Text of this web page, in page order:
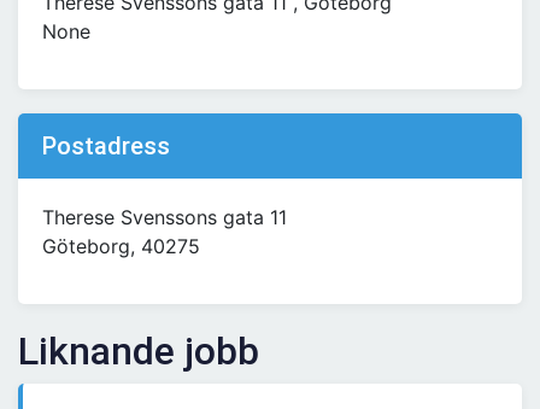
None
Postadress
Therese Svenssons gata 11
Göteborg, 40275
Liknande jobb